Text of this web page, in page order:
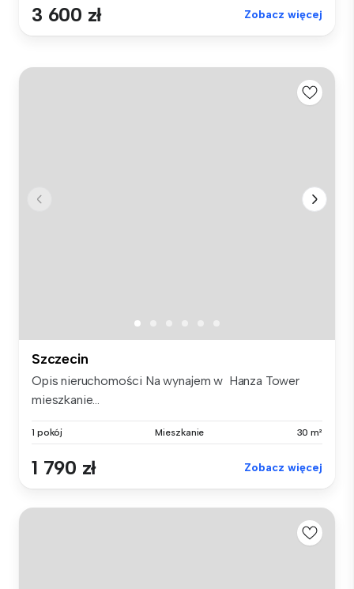
3 600 zł Zobacz więcej
Szczecin
Opis nieruchomości Na wynajem w Hanza Tower
mieszkanie...
1 pokój Mieszkanie 30 m²
1 790 zł Zobacz więcej